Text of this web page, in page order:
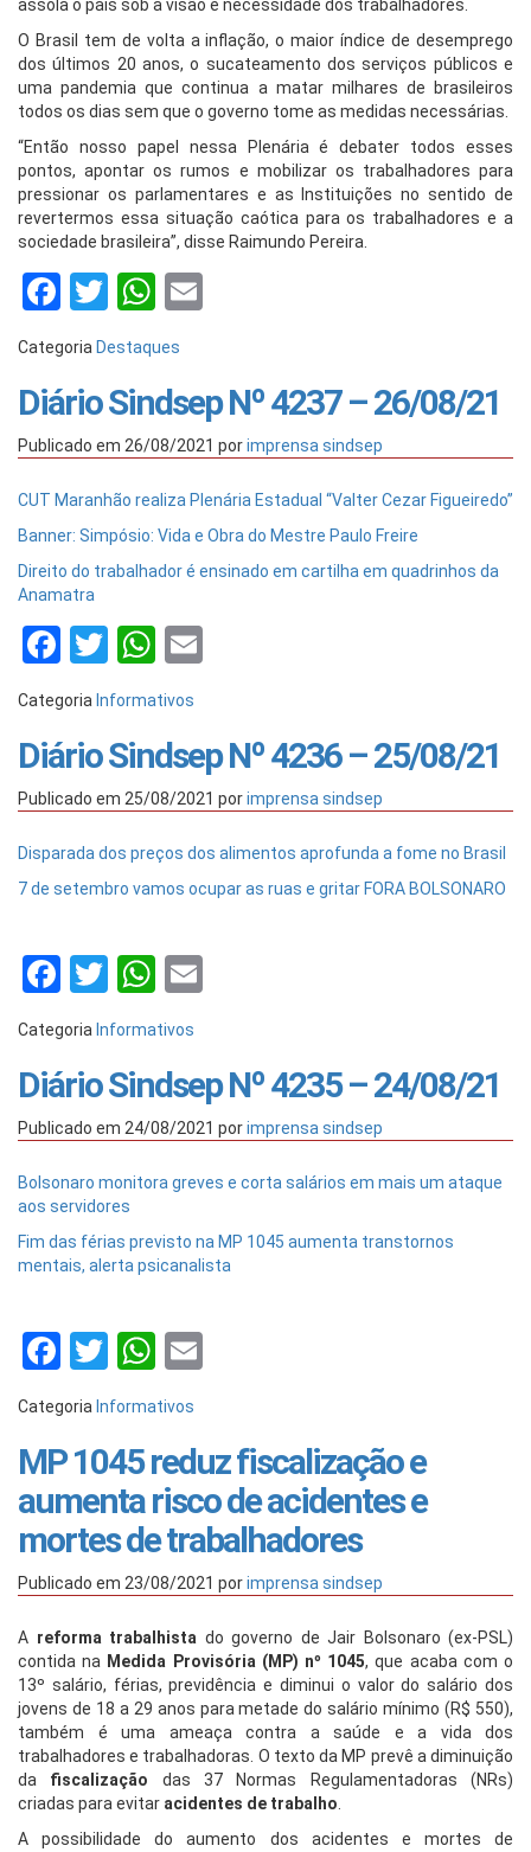
assola o país sob a visão e necessidade dos trabalhadores.
O Brasil tem de volta a inflação, o maior índice de desemprego
dos últimos 20 anos, o sucateamento dos serviços públicos e
uma pandemia que continua a matar milhares de brasileiros
todos os dias sem que o governo tome as medidas necessárias.
“Então nosso papel nessa Plenária é debater todos esses
pontos, apontar os rumos e mobilizar os trabalhadores para
pressionar os parlamentares e as Instituições no sentido de
revertermos essa situação caótica para os trabalhadores e a
sociedade brasileira”, disse Raimundo Pereira.
Facebook
TwitterWhatsApp
Categoria Destaques
Diário Sindsep Nº 4237 – 26/08/21
Publicado em 26/08/2021 porimprensa sindsep
CUT Maranhão realiza Plenária Estadual “Valter Cezar Figueiredo”
Banner: Simpósio: Vida e Obra do Mestre Paulo Freire
Direito do trabalhador é ensinado em cartilha em quadrinhos da
Anamatra
Facebook
TwitterWhatsApp
Categoria Informativos
Diário Sindsep Nº 4236 – 25/08/21
Publicado em 25/08/2021 porimprensa sindsep
Disparada dos preços dos alimentos aprofunda a fome no Brasil
7 de setembro vamos ocupar as ruas e gritar FORA BOLSONARO
Facebook
TwitterWhatsApp
Categoria Informativos
Diário Sindsep Nº 4235 – 24/08/21
Publicado em 24/08/2021 porimprensa sindsep
Bolsonaro monitora greves e corta salários em mais um ataque
aos servidores
Fim das férias previsto na MP 1045 aumenta transtornos
mentais, alerta psicanalista
Facebook
TwitterWhatsApp
Categoria Informativos
MP 1045 reduz fiscalização e
aumenta risco de acidentes e
mortes de trabalhadores
Publicado em 23/08/2021 porimprensa sindsep
A reforma trabalhista do governo de Jair Bolsonaro (ex-PSL)
contida na Medida Provisória (MP) nº 1045, que acaba com o
13º salário, férias, previdência e diminui o valor do salário dos
jovens de 18 a 29 anos para metade do salário mínimo (R$ 550),
também é uma ameaça contra a saúde e a vida dos
trabalhadores e trabalhadoras. O texto da MP prevê a diminuição
da fiscalização das 37 Normas Regulamentadoras (NRs)
criadas para evitar acidentes de trabalho
A possibilidade do aumento dos acidentes e mortes de